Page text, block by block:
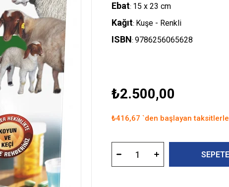
Ebat: 15 x 23 cm
Kağıt: Kuşe - Renkli
ISBN: 9786256065628
₺2.500,00
₺416,67 `den başlayan taksitlerle